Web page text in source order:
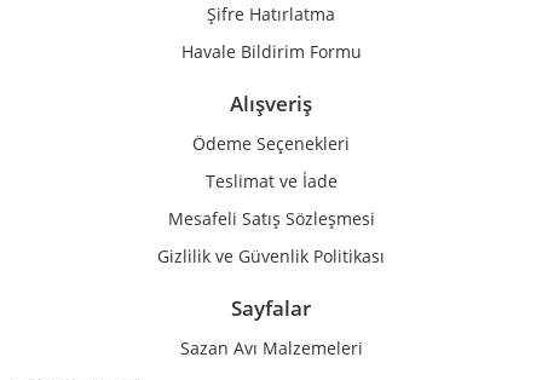
Şifre Hatırlatma
Havale Bildirim Formu
Alışveriş
Ödeme Seçenekleri
Teslimat ve İade
Mesafeli Satış Sözleşmesi
Gizlilik ve Güvenlik Politikası
Sayfalar
Sazan Avı Malzemeleri